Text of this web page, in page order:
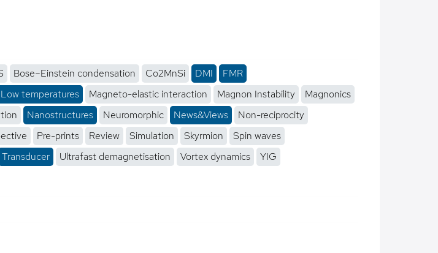
Bose–Einstein condensation Co2MnSi DMI
FMR
Low temperatures Magneto-elastic interaction Magnon Instability
Magnonics
Nanostructures Neuromorphic News&Views
Non-reciprocity
Pre-prints Review Simulation Skyrmion
Spin waves
Transducer Ultrafast demagnetisation Vortex dynamics
YIG